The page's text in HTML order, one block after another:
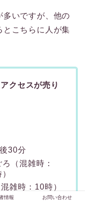
多いですが、他の
とこちらに人が集
クセスが売り
30分
（混雑時：
雑時：10時）
時00分ごろ
情報 お問い合わせ